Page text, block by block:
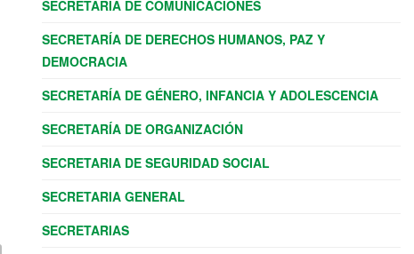
SECRETARÍA DE COMUNICACIONES
SECRETARÍA DE DERECHOS HUMANOS, PAZ Y
DEMOCRACIA
SECRETARÍA DE GÉNERO, INFANCIA Y ADOLESCENCIA
SECRETARÍA DE ORGANIZACIÓN
SECRETARIA DE SEGURIDAD SOCIAL
SECRETARIA GENERAL
SECRETARIAS